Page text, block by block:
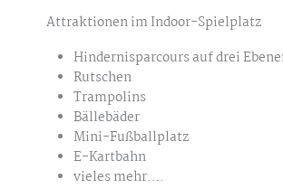
Attraktionen im Indoor-Spielplatz
Hindernisparcours auf drei
Rutschen
Trampolins
Bällebäder
Mini-Fußballplatz
E-Kartbahn
vieles mehr….